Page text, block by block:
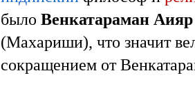
было Венкатараман Аияр
(Махариши), что значит
сокращением от